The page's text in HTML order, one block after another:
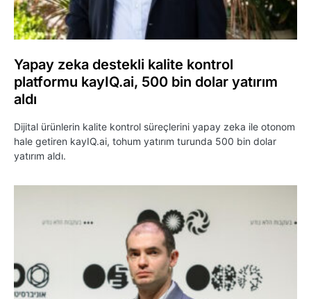
Yapay zeka destekli kalite kontrol
platformu kayIQ.ai, 500 bin dolar yatırım
aldı
Dijital ürünlerin kalite kontrol süreçlerini yapay zeka ile otonom
hale getiren kayIQ.ai, tohum yatırım turunda 500 bin dolar
yatırım aldı.